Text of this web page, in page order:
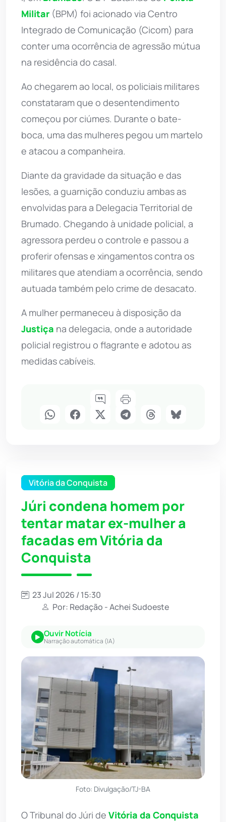
Militar (BPM) foi acionado via Centro
Integrado de Comunicação (Cicom) para
conter uma ocorrência de agressão mútua
na residência do casal.
Ao chegarem ao local, os policiais militares
constataram que o desentendimento
começou por ciúmes. Durante o bate-
boca, uma das mulheres pegou um martelo
e atacou a companheira.
Diante da gravidade da situação e das
lesões, a guarnição conduziu ambas as
envolvidas para a Delegacia Territorial de
Brumado. Chegando à unidade policial, a
agressora perdeu o controle e passou a
proferir ofensas e xingamentos contra os
militares que atendiam a ocorrência, sendo
autuada também pelo crime de desacato.
A mulher permaneceu à disposição da
Justiça na delegacia, onde a autoridade
policial registrou o flagrante e adotou as
medidas cabíveis.
Vitória da Conquista
Júri condena homem por
tentar matar ex-mulher a
facadas em Vitória da
Conquista
23 Jul 2026 / 15:30
Por: Redação - Achei Sudoeste
Ouvir Notícia
Narração automática (IA)
Foto: Divulgação/TJ-BA
O Tribunal do Júri de Vitória da Conquista